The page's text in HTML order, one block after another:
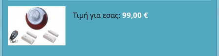
Τιμή για εσας: 99,00 €